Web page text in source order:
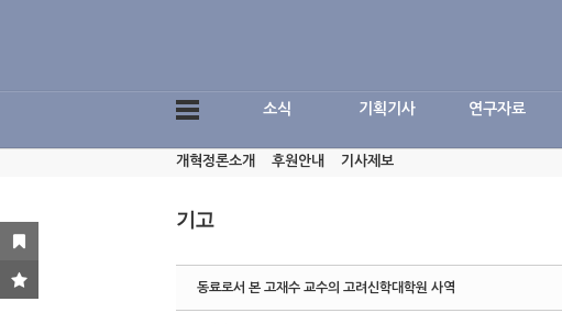
소식 기획기사 연구자료
개혁정론소개 후원안내 기사제보
기고
동료로서 본 고재수 교수의 고려신학대학원 사역
Sketchbook5, 스케치북5
Sketchbook5, 스케치북5